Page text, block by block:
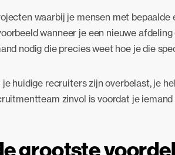
waarbij je mensen met
wanneer je een nieuwe
nodig die precies weet hoe je die
je huidige recruiters zijn overbelast, je
zinvol is voordat je